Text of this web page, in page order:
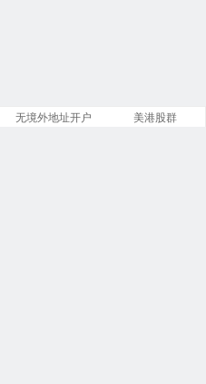
无境外地址开户 美港股群